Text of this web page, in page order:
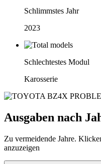
Schlimmstes Jahr
2023
Schlechtestes Modul
Karosserie
Ausgaben nach
Zu vermeidende Jahre.
anzuzeigen